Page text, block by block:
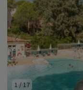
1 /17